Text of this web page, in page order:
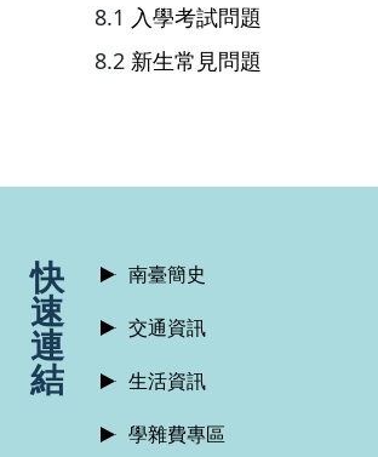
入學考試問題
新生常見問題
快
速
連
結
南臺簡史
交通資訊
生活資訊
學雜費專區